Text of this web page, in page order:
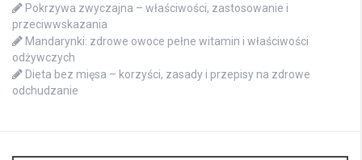
Pokrzywa zwyczajna – właściwości, zastosowanie i
przeciwwskazania
Mandarynki: zdrowe owoce pełne witamin i właściwości
odżywczych
Dieta bez mięsa – korzyści, zasady i przepisy na zdrowe
odchudzanie